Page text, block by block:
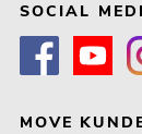
SOCIAL
MOVE